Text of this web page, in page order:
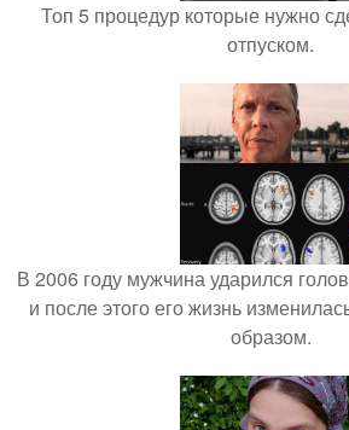
Топ 5 процедур которые нужно
отпуском.
В 2006 году мужчина ударился
и после этого его жизнь
образом.